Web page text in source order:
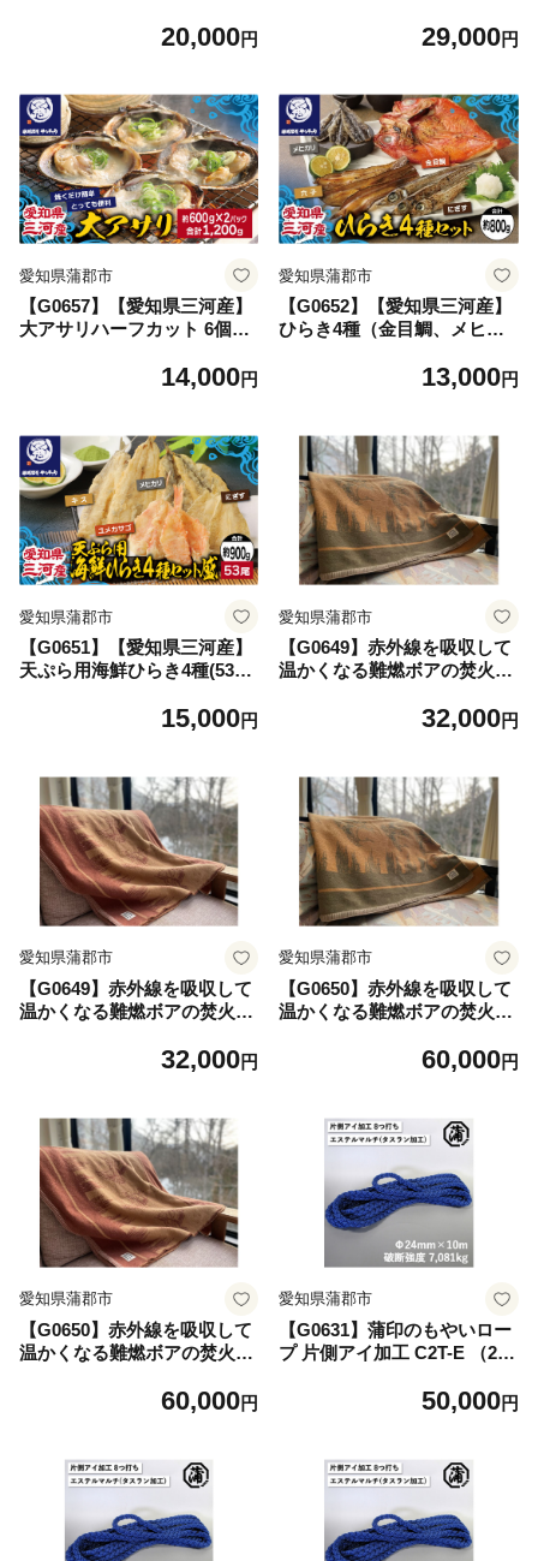
プパック カフェ コーヒーゼ
20,000円
複雑な工程 熟練の技術 品質
29,000円
愛知県蒲郡市
【G0657】【愛知県三河産】
大アサリハーフカット 6個入
ズ 肉厚 ハーフカット 冷凍 バ
14,000円
愛知県蒲郡市
【G0652】【愛知県三河産】
ひらき4種（金目鯛、メヒカ
物 開き キンメダイ メヒカリ
郡市 愛知県 三河産 海鮮 海産
物 魚貝類 詰合せ 4種類 贈答
お中元 お歳暮
13,000円
愛知県蒲郡市
【G0651】【愛知県三河産】
天ぷら用海鮮ひらき4種(53尾)
合せ 海鮮 天ぷら メヒカリ に
い 贈答 お中元 お歳暮 冷凍
愛知県 三河産 蒲郡市 海鮮開
15,000円
愛知県蒲郡市
【G0649】赤外線を吸収して
温かくなる難燃ボアの焚火カ
ズ：配送情報備考 カーキド
32,000円
愛知県蒲郡市
【G0649】赤外線を吸収して
温かくなる難燃ボアの焚火カ
ズ：配送情報備考 ブリティ
32,000円
愛知県蒲郡市
【G0650】赤外線を吸収して
温かくなる難燃ボアの焚火カ
ズ：配送情報備考 カーキー
60,000円
愛知県蒲郡市
【G0650】赤外線を吸収して
温かくなる難燃ボアの焚火カ
ズ：配送情報備考 ブリティ
60,000円
愛知県蒲郡市
【G0631】蒲印のもやいロー
プ 片側アイ加工 C2T-E （24
複雑な工程 熟練の技術 品質
チ タスラン加工 クロスロー
50,000円